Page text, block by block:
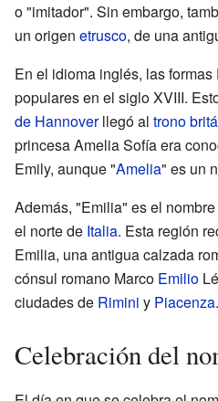
o "imitador". Sin embargo,
un origen etrusco, de una
En el idioma inglés, las
populares en el siglo XVIII.
de Hannoverllegó al trono
princesa Amelia Sofía era
Emily, aunque "Amelia" es un
Además, "Emilia" es el
el norte de Italia. Esta región
Emilia, una antigua calzada
cónsul romano Marco Emilio
ciudades de Rimini y Piacenza.
Celebración del